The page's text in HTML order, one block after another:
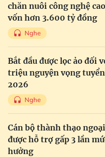
chăn nuôi công nghệ
vốn hơn 3.600 tỷ đồng
Nghe
Bắt đầu được lọc ảo đối
triệu nguyện vọng
2026
Nghe
Cán bộ thành thạo
được hỗ trợ gấp 3 lần
hưởng